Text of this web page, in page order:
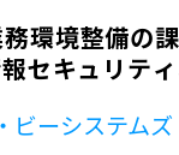
環境整備の
セキュリテ
ビーシステムズ